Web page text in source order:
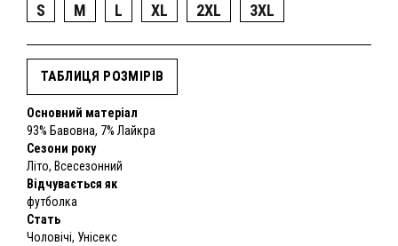
S
M L XL 2XL 3XL
ТАБЛИЦЯ РОЗМІРІВ
Основний матеріал
93% Бавовна, 7% Лайкра
Сезони року
Літо, Всесезонний
Відчувається як
футболка
Стать
Чоловічі, Унісекс